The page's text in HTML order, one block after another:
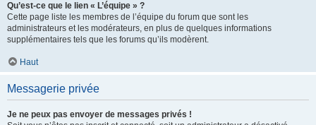
Qu’est-ce que le lien « L’équipe » ?
Cette page liste les membres de l’équipe du forum que sont les
administrateurs et les modérateurs, en plus de quelques informations
supplémentaires tels que les forums qu’ils modèrent.
Haut
Messagerie privée
Je ne peux pas envoyer de messages privés !